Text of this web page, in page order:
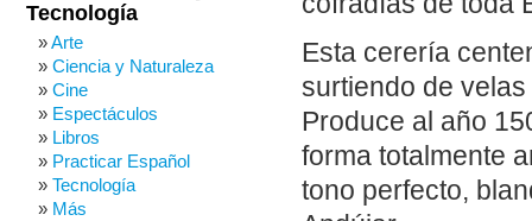
Esta cerería
surtiendo de
Produce al año
forma totalmente
tono perfecto,
Tecnología
Arte
Ciencia y Naturaleza
Cine
Espectáculos
Libros
Practicar Español
Tecnología
Más